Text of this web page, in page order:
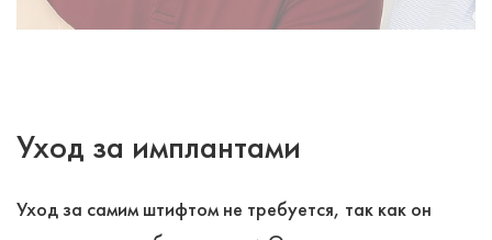
Уход за имплантами
Уход за самим штифтом не требуется, так как он